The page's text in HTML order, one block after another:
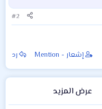
#2
إشعار - Mention رد
عرض المزيد